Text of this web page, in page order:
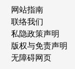
网站指南
联络我们
私隐政策声明
版权与免责声明
无障碍网页